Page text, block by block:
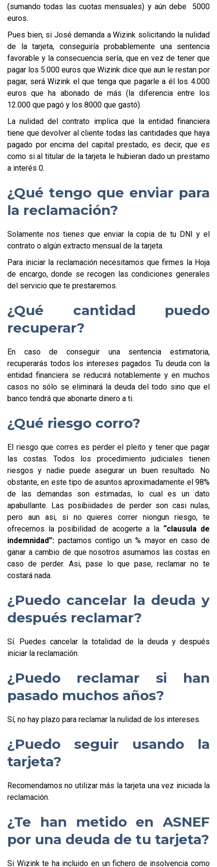
(sumando todas las cuotas mensuales) y aún debe 5000
euros.
Pues bien, si José demanda a Wizink solicitando la nulidad
de la tarjeta, conseguiría probablemente una sentencia
favorable y la consecuencia sería, que en vez de tener que
pagar los 5.000 euros que Wizink dice que aun le restan por
pagar, será Wizink el que tenga que pagarle a él los 4.000
euros que ha abonado de más (la diferencia entre los
12.000 que pagó y los 8000 que gastó).
La nulidad del contrato implica que la entidad financiera
tiene que devolver al cliente todas las cantidades que haya
pagado por encima del capital prestado, es decir, que es
como si al titular de la tarjeta le hubieran dado un prestamo
a interés 0.
¿Qué tengo que enviar para
la reclamación?
Solamente nos tienes que enviar la copia de tu DNI y el
contrato o algún extracto mensual de la tarjeta.
Para iniciar la reclamación necesitamos que firmes la Hoja
de encargo, donde se recogen las condiciones generales
del servicio que te prestaremos.
¿Qué cantidad puedo
recuperar?
En caso de conseguir una sentencia estimatoria,
recuperarás todos los intereses pagados. Tu deuda con la
entidad financiera se reducirá notablemente y en muchos
casos no sólo se eliminará la deuda del todo sino que el
banco tendrá que abonarte dinero a ti.
¿Qué riesgo corro?
El riesgo que corres es perder el pleito y tener que pagar
las costas. Todos los procedimiento judiciales tienen
riesgos y nadie puede asegurar un buen resultado. No
obstante, en este tipo de asuntos aproximadamente el 98%
de las demandas son estimadas, lo cual es un dato
apabullante. Las posibiidades de perder son casi nulas,
pero aun asi, si no quieres correr niongun riesgo, te
ofrecemos la posibilidad de acogerte a la “clausula de
indemnidad”: pactamos contigo un % mayor en caso de
ganar a cambio de que nosotros asumamos las costas en
caso de perder. Asi, pase lo que pase, reclamar no te
costará nada.
¿Puedo cancelar la deuda y
después reclamar?
Sí. Puedes cancelar la totalidad de la deuda y después
iniciar la reclamación.
¿Puedo reclamar si han
pasado muchos años?
Sí, no hay plazo para reclamar la nulidad de los intereses.
¿Puedo seguir usando la
tarjeta?
Recomendamos no utilizar más la tarjeta una vez iniciada la
reclamación.
¿Te han metido en ASNEF
por una deuda de tu tarjeta?
Si Wizink te ha incluido en un fichero de insolvencia como